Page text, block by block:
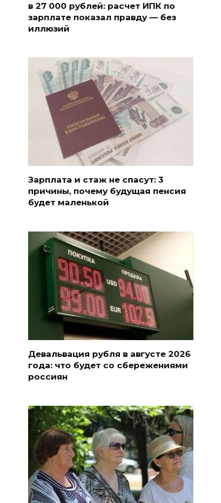
в 27 000 рублей: расчет ИПК по
зарплате показал правду — без
иллюзий
Зарплата и стаж не спасут: 3
причины, почему будущая пенсия
будет маленькой
Девальвация рубля в августе 2026
года: что будет со сбережениями
россиян